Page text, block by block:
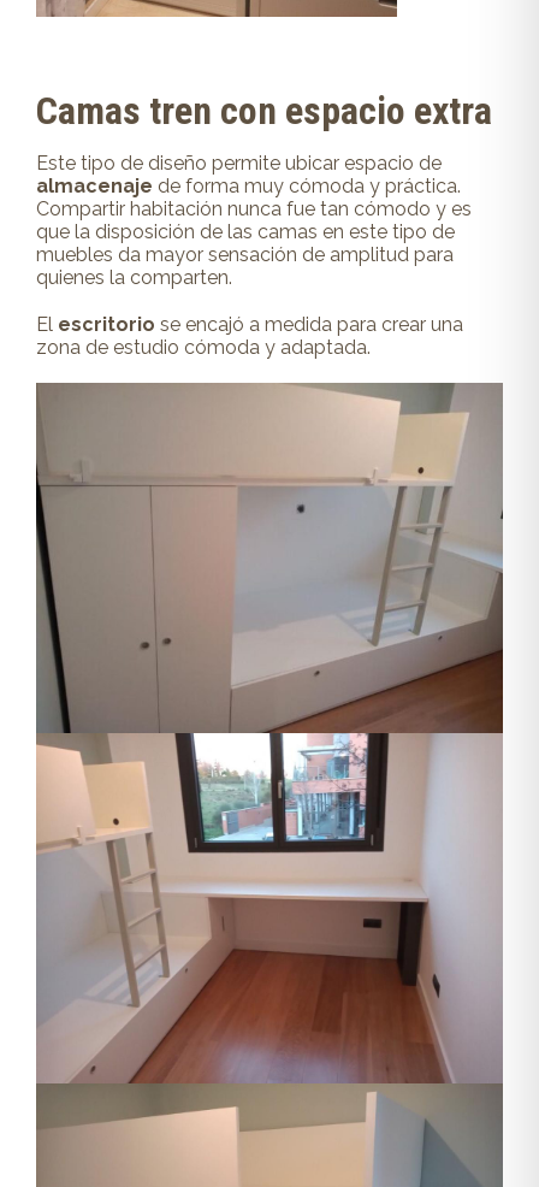
Camas tren con espacio extra
Este tipo de diseño permite ubicar espacio de
almacenaje de forma muy cómoda y práctica.
Compartir habitación nunca fue tan cómodo y es
que la disposición de las camas en este tipo de
muebles da mayor sensación de amplitud para
quienes la comparten.
El escritorio se encajó a medida para crear una
zona de estudio cómoda y adaptada.